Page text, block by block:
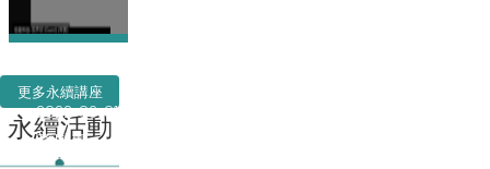
更多永續講座
永續活動
2022-09-01
產學處